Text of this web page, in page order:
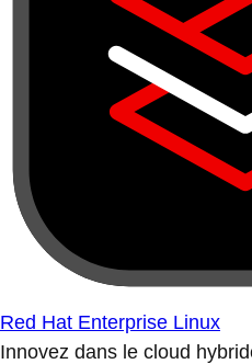
Red Hat Enterprise Linux
Innovez dans le cloud